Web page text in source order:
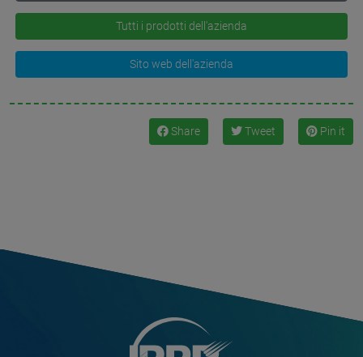
Tutti i prodotti dell'azienda
Sito web dell'azienda
Share Tweet Pin it